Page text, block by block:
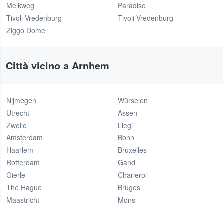
Melkweg
Tivoli Vredenburg
Ziggo Dome
Paradiso
Tivoli Vredenburg
Città vicino a Arnhem
Nijmegen
Utrecht
Zwolle
Amsterdam
Haarlem
Rotterdam
Gierle
The Hague
Maastricht
Würselen
Assen
Liegi
Bonn
Bruxelles
Gand
Charleroi
Bruges
Mons